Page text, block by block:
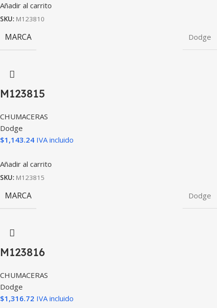
Añadir al carrito
SKU: M123810
MARCA Dodge
M123815
CHUMACERAS
Dodge
$1,143.24 IVA incluido
Añadir al carrito
SKU: M123815
MARCA Dodge
M123816
CHUMACERAS
Dodge
$1,316.72 IVA incluido